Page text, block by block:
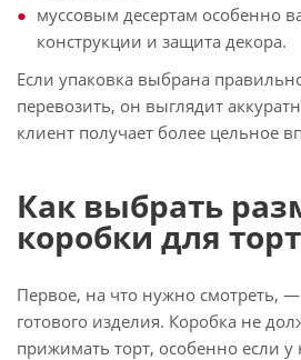
муссовым десертам особенно
конструкции и защита декора.
Если упаковка выбрана
перевозить, он выглядит
клиент получает более цельное
Как выбрать
коробки для
Первое, на что нужно смотреть,
готового изделия. Коробка не
прижимать торт, особенно если у